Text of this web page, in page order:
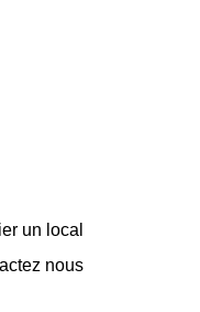
un local
nous